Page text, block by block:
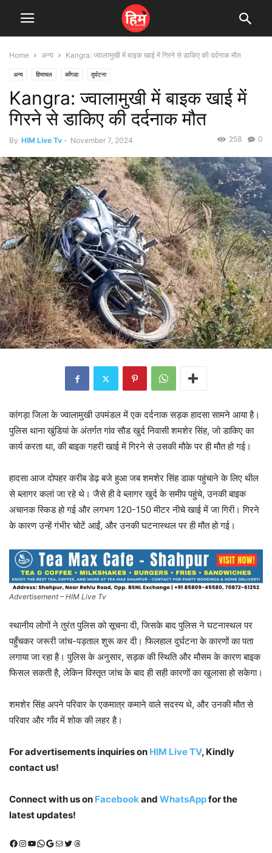
Home अन्य Kangra: ज्वालामुखी में बाइक खाई में गिरने से डाकिए की दर्दनाक मौत
अन्य हिमाचल काँगडा दुर्घटना
Kangra: ज्वालामुखी में बाइक खाई में
गिरने से डाकिए की दर्दनाक मौत
By HIM Live Tv - November 7, 2024 0
258
कांगड़ा जिला के ज्वालामुखी उपमंडल में एक दर्दनाक सड़क हादसा सामने आया है।
पुलिस थाना खुंडियां के अंतर्गत गांव सौड खुर्द निवासी शमशेर सिंह, जो डाकिए का
कार्य करता था, की बाइक गहरी खाई में गिरने से उसकी मौके पर ही मौत हो गई।
हादसा आज दोपहर करीब डेढ़ बजे हुआ जब शमशेर सिंह डाक पहुंचाने के लिए थील
से ब्लागर कलां जा रहे थे। जैसे ही वे ब्लागर खुर्द के समीप पहुंचे, उनकी बाइक
अचानक स्किड हो गई और लगभग 120-150 मीटर नीचे खाई में जा गिरी। गिरने
के कारण उन्हें गंभीर चोटें आईं, और उनकी घटनास्थल पर ही मौत हो गई।
Advertisement – HIM Live Tv
स्थानीय लोगों ने तुरंत पुलिस को सूचना दी, जिसके बाद पुलिस ने घटनास्थल पर
पहुँचकर जरूरी जांच-पड़ताल शुरू कर दी। फिलहाल दुर्घटना के कारणों का पता
लगाया जा रहा है। पुलिस के अनुसार, सड़क की स्थिति और मौसम के कारण बाइक
फिसल सकती है, लेकिन विस्तृत जांच के बाद ही सही कारणों का खुलासा हो सकेगा।
शमशेर सिंह अपने परिवार के एकमात्र कमाने वाले सदस्य थे, और उनकी मौत से
परिवार और गाँव में शोक की लहर है।
For advertisements inquiries on HIM Live TV, Kindly
contact us!
Connect with us on Facebookand WhatsAppfor the
latest updates!
Facebook
Instagram
YouTube
WhatsApp
Google
MailX (Twitter)
Threads